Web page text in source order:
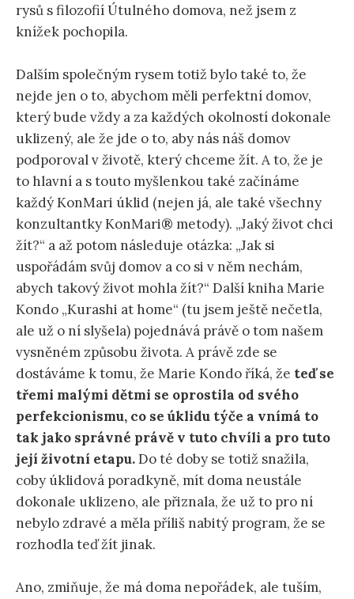
rysů s filozofií Útulného domova, než jsem z
knížek pochopila.
Dalším společným rysem totiž bylo také to, že
nejde jen o to, abychom měli perfektní domov,
který bude vždy a za každých okolností dokonale
uklizený, ale že jde o to, aby nás náš domov
podporoval v životě, který chceme žít. A to, že je
to hlavní a s touto myšlenkou také začínáme
každý KonMari úklid (nejen já, ale také všechny
konzultantky KonMari® metody). „Jaký život chci
žít?“ a až potom následuje otázka: „Jak si
uspořádám svůj domov a co si v něm nechám,
abych takový život mohla žít?“ Další kniha Marie
Kondo „Kurashi at home“ (tu jsem ještě nečetla,
ale už o ní slyšela) pojednává právě o tom našem
vysněném způsobu života. A právě zde se
dostáváme k tomu, že Marie Kondo říká, že teď se
třemi malými dětmi se oprostila od svého
perfekcionismu, co se úklidu týče a vnímá to
tak jako správné právě v tuto chvíli a pro tuto
její životní etapu.Do té doby se totiž snažila,
coby úklidová poradkyně, mít doma neustále
dokonale uklizeno, ale přiznala, že už to pro ní
nebylo zdravé a měla příliš nabitý program, že se
rozhodla teď žít jinak.
Ano, zmiňuje, že má doma nepořádek, ale tuším,